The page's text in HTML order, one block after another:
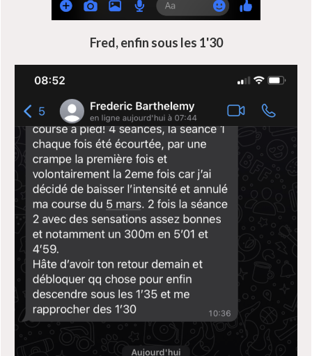
Fred, enfin sous les 1'30